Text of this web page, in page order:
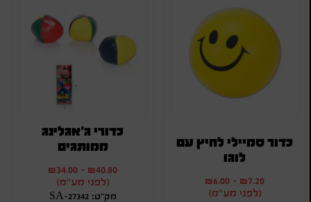
כדור סמיילי לחיץ עם
לוגו
₪7.20
-
₪6.00
(לפני מע"מ)
כדורי ג'אגלינג
ממותגים
₪40.80
-
₪34.00
(לפני מע"מ)
מק"ט: SA-27342